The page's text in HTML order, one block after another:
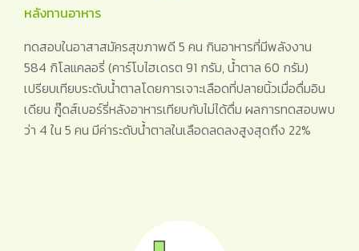
หลังทานอาหาร
ทดสอบในอาสาสมัครสุขภาพดี 5 คน กินอาหารที่มีพลังงาน
584 กิโลแคลอรี่ (คาร์โบไฮเดรต 91 กรัม, น้ำตาล 60 กรัม)
เปรียบเทียบระดับน้ำตาลโดยการเจาะเลือดที่ปลายนิ้วเมื่อดื่มอิน
เดียน กู๊ดส์เบอร์รี่หลังอาหารเทียบกับไม่ได้ดื่ม ผลการทดสอบพบ
ว่า 4 ใน 5 คน มีค่าระดับน้ำตาลในเลือดลดลงสูงสุดถึง 22%